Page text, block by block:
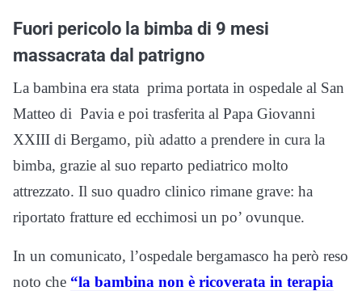
Fuori pericolo la bimba di 9 mesi
massacrata dal patrigno
La bambina era stata prima portata in ospedale al San
Matteo di Pavia e poi trasferita al Papa Giovanni
XXIII di Bergamo, più adatto a prendere in cura la
bimba, grazie al suo reparto pediatrico molto
attrezzato. Il suo quadro clinico rimane grave: ha
riportato fratture ed ecchimosi un po’ ovunque.
In un comunicato, l’ospedale bergamasco ha però reso
noto che “la bambina non è ricoverata in terapia